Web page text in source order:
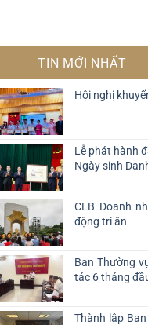
TIN MỚI NHẤT
Hội nghị
Lễ phát hành
Ngày sinh
CLB Doanh
động tri ân
Ban Thường
tác 6 tháng
Thành lập